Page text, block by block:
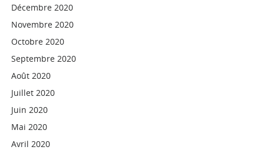
Décembre 2020
Novembre 2020
Octobre 2020
Septembre 2020
Août 2020
Juillet 2020
Juin 2020
Mai 2020
Avril 2020